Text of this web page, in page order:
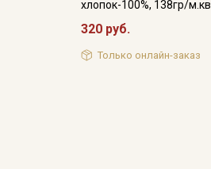
хлопок-100%, 138гр/м.кв
320 руб.
Только онлайн-заказ